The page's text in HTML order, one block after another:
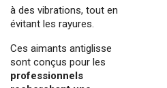
à des vibrations, tout en
évitant les rayures.
Ces aimants antiglisse
sont conçus pour les
professionnels